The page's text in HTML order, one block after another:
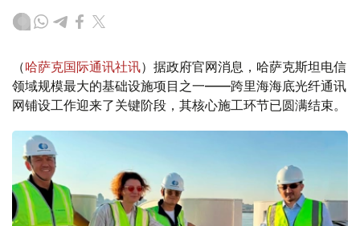
（哈萨克国际通讯社讯）据政府官网消息，哈萨克斯坦电信
领域规模最大的基础设施项目之一——跨里海海底光纤通讯
网铺设工作迎来了关键阶段，其核心施工环节已圆满结束。